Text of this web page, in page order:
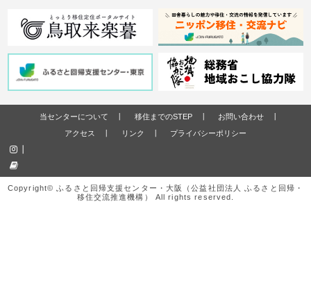
当センターについて 移住までのSTEP
お問い合わせ
アクセス
リンク プライバシーポリシー
Copyright© ふるさと回帰支援センター・大阪（公益社団法人 ふるさと回帰・
移住交流推進機構） All rights reserved.